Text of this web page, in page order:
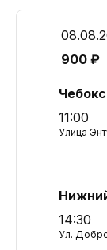
900 ₽
11:00
Улица
14:30
Ул.